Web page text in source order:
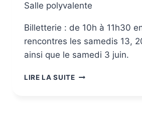
Salle polyvalente
Billetterie : de 10h à 11h30
rencontres les samedis 13,
ainsi que le samedi 3 juin.
LIRE LA SUITE